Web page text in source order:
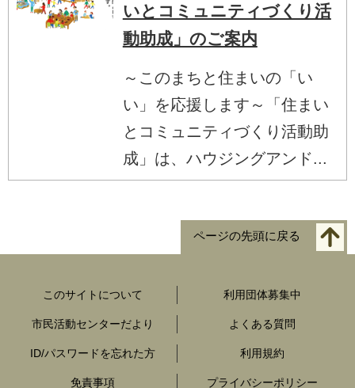
いとコミュニティづくり活
動助成」のご案内
～このまちと住まいの「い
い」を応援します～「住まい
とコミュニティづくり活動助
成」は、ハウジングアンド...
ページの先頭に戻る
このサイトについて 利用団体募集中
市民活動センターだより よくある質問
ID/パスワードを忘れた方 利用規約
免責事項 プライバシーポリシー